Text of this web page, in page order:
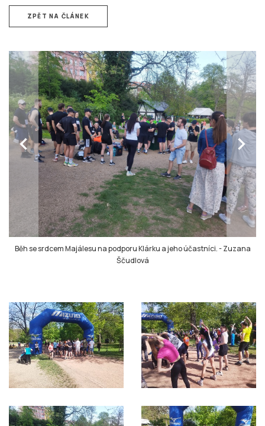
ZPĚT NA ČLÁNEK
chevron_left chevron_right
Běh se srdcem Majálesu na podporu Klárku a jeho účastníci.-Zuzana
Ščudlová